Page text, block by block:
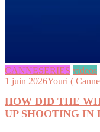
CANNESERIES videos
1 juin 2026Youri (
HOW DID THE
UP SHOOTING IN